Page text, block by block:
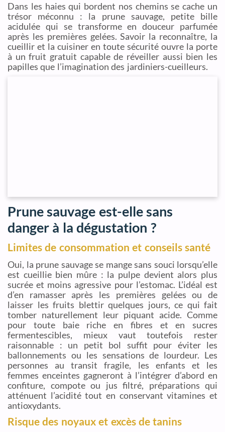
Dans les haies qui bordent nos chemins se cache un
trésor méconnu : la prune sauvage, petite bille
acidulée qui se transforme en douceur parfumée
après les premières gelées. Savoir la reconnaître, la
cueillir et la cuisiner en toute sécurité ouvre la porte
à un fruit gratuit capable de réveiller aussi bien les
papilles que l’imagination des jardiniers-cueilleurs.
Prune sauvage est-elle sans
danger à la dégustation ?
Limites de consommation et conseils santé
Oui, la prune sauvage se mange sans souci lorsqu’elle
est cueillie bien mûre : la pulpe devient alors plus
sucrée et moins agressive pour l’estomac. L’idéal est
d’en ramasser après les premières gelées ou de
laisser les fruits blettir quelques jours, ce qui fait
tomber naturellement leur piquant acide. Comme
pour toute baie riche en fibres et en sucres
fermentescibles, mieux vaut toutefois rester
raisonnable : un petit bol suffit pour éviter les
ballonnements ou les sensations de lourdeur. Les
personnes au transit fragile, les enfants et les
femmes enceintes gagneront à l’intégrer d’abord en
confiture, compote ou jus filtré, préparations qui
atténuent l’acidité tout en conservant vitamines et
antioxydants.
Risque des noyaux et excès de tanins